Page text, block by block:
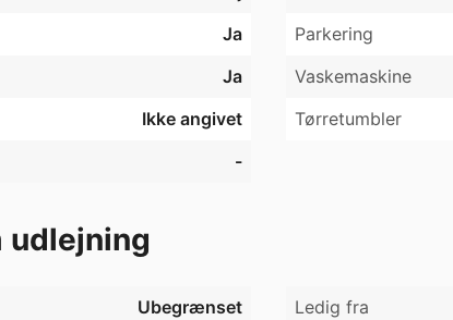
Ja Parkering
Ja Vaskemaskine
Ikke angivet Tørretumbler
-
udlejning
Ubegrænset Ledig fra